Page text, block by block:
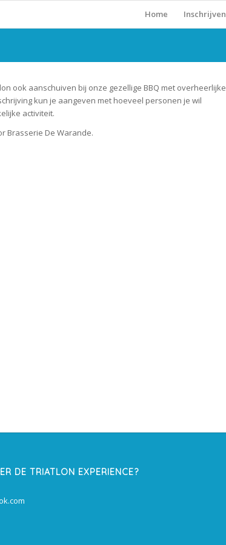
Home Inschrijven
ook aanschuiven bij onze gezellige BBQ met overheerlijke
kun je aangeven met hoeveel personen je wil
activiteit.
Brasserie De Warande.
DE TRIATLON EXPERIENCE?